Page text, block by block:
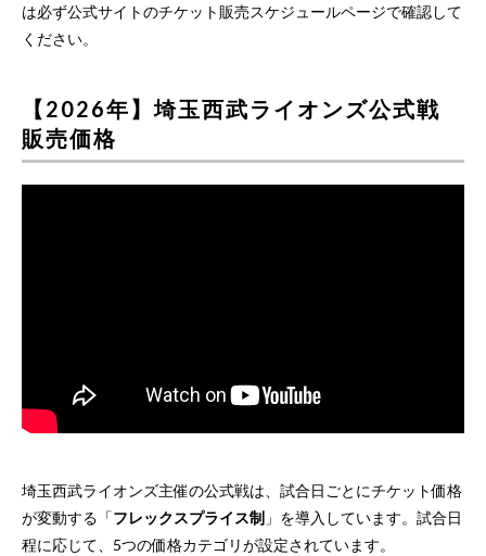
は必ず公式サイトのチケット販売スケジュールページで確認して
ください。
【2026年】埼玉西武ライオンズ公式戦
販売価格
埼玉西武ライオンズ主催の公式戦は、試合日ごとにチケット価格
が変動する「フレックスプライス制 」を導入しています。試合日
程に応じて、5つの価格カテゴリが設定されています。